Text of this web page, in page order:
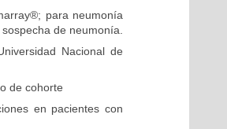
para neumonía
de neumonía.
Nacional de
de cohorte
en pacientes con